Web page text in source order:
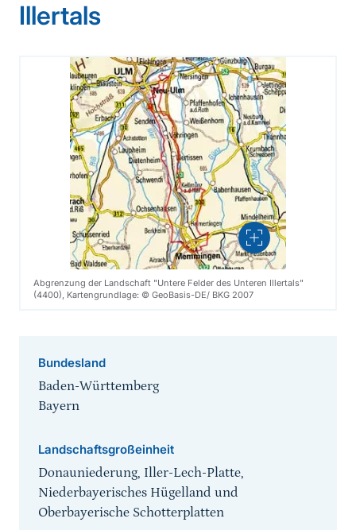
Illertals
Vergrößern
Abgrenzung der Landschaft "Untere Felder des Unteren Illertals"
(4400), Kartengrundlage: © GeoBasis-DE/ BKG 2007
Bundesland
Baden-Württemberg
Bayern
Landschaftsgroßeinheit
Donauniederung, Iller-Lech-Platte,
Niederbayerisches Hügelland und
Oberbayerische Schotterplatten